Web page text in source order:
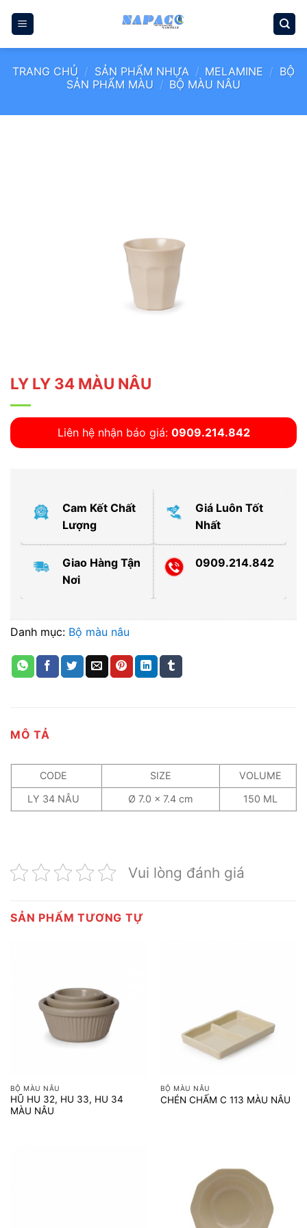
qua
TRANG CHỦ / SẢN PHẨM NHỰA / MELAMINE / BỘ
SẢN PHẨM MÀU / BỘ MÀU NÂU
LY LY 34 MÀU NÂU
Liên hệ nhận báo giá: 0909.214.842
Cam Kết Chất
Lượng
Giá Luôn Tốt
Nhất
Giao Hàng Tận
Nơi
0909.214.842
Danh mục: Bộ màu nâu
MÔ TẢ
CODE SIZE
VOLUME
LY 34 NÂU
Ø 7.0 x 7.4 cm 150 ML
Vui lòng đánh giá
SẢN PHẨM TƯƠNG TỰ
BỘ MÀU NÂU
HŨ HU 32, HU 33, HU 34
MÀU NÂU
BỘ MÀU NÂU
CHÉN CHẤM C 113 MÀU NÂU